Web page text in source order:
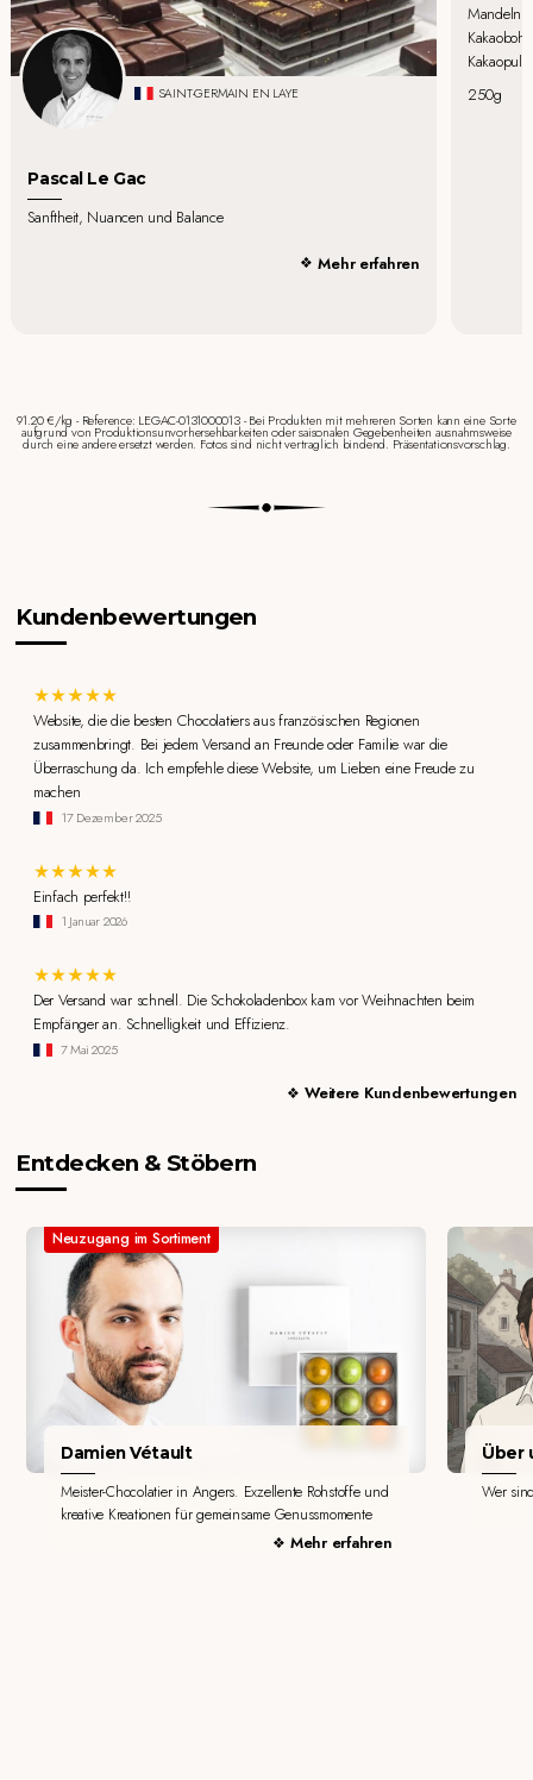
SAINT-GERMAIN EN LAYE
Pascal Le Gac
Sanftheit, Nuancen und Balance
Mehr erfahren
Mandeln,
250g
91.20 €/kg - Reference: LEGAC-0131000013 - Bei Produkten mit mehreren Sorten kann eine Sorte
aufgrund von Produktionsunvorhersehbarkeiten oder saisonalen Gegebenheiten ausnahmsweise
durch eine andere ersetzt werden. Fotos sind nicht vertraglich bindend. Präsentationsvorschlag.
Kundenbewertungen
Website, die die besten Chocolatiers aus französischen Regionen
zusammenbringt. Bei jedem Versand an Freunde oder Familie war die
Überraschung da. Ich empfehle diese Website, um Lieben eine Freude zu
machen
17 Dezember 2025
Einfach perfekt!!
1 Januar 2026
Der Versand war schnell. Die Schokoladenbox kam vor Weihnachten beim
Empfänger an. Schnelligkeit und Effizienz.
7 Mai 2025
Weitere Kundenbewertungen
Entdecken & Stöbern
Neuzugang im Sortiment
Damien Vétault
Meister-Chocolatier in Angers. Exzellente Rohstoffe und
kreative Kreationen für gemeinsame Genussmomente
Mehr erfahren
Über
Wer